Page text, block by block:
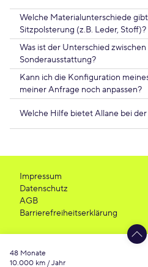
Welche Materialunterschiede
Sitzpolsterung (z.B. Leder, Stoff)?
Was ist der Unterschied
Sonderausstattung?
Kann ich die Konfiguration
meiner Anfrage noch anpassen?
Welche Hilfe bietet Allane bei
48 Monate
10.000 km / Jahr
Impressum
Datenschutz
AGB
Barrierefreiheitserklärung